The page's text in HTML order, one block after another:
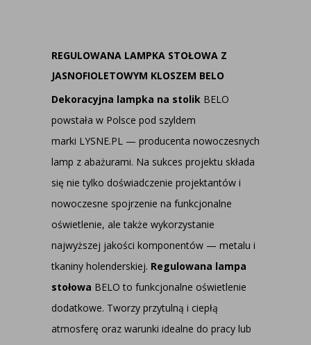
REGULOWANA LAMPKA STOŁOWA Z
JASNOFIOLETOWYM KLOSZEM BELO
Dekoracyjna lampka na stolik BELO
powstała w Polsce pod szyldem
marki LYSNE.PL — producenta nowoczesnych
lamp z abażurami. Na sukces projektu składa
się nie tylko doświadczenie projektantów i
nowoczesne spojrzenie na funkcjonalne
oświetlenie, ale także wykorzystanie
najwyższej jakości komponentów — metalu i
tkaniny holenderskiej. Regulowana lampa
stołowa BELO to funkcjonalne oświetlenie
dodatkowe. Tworzy przytulną i ciepłą
atmosferę oraz warunki idealne do pracy lub